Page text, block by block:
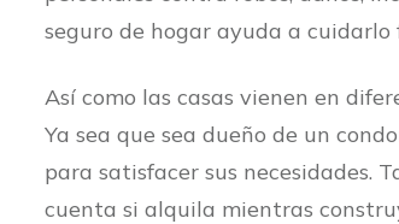
seguro de hogar ayuda a
Así como las casas vienen en
Ya sea que sea dueño de un
para satisfacer sus necesidades.
cuenta si alquila mientras